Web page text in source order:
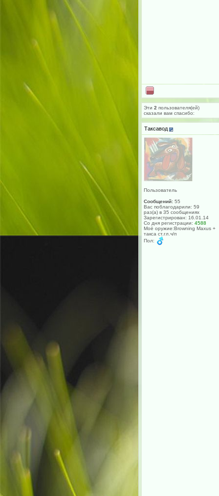
Эти 2 пользователя(ей)
сказали вам cпасибо:
Таксавод
Пользователь
Сообщений: 55
Вас поблагодарили: 59
раз(а) в 35 сообщениях
Зарегистрирован: 16.01.14
Со дня регистрации: 4588
Моё оружие:Browning Maxus +
такса ст.гл.ч/п
Пол: